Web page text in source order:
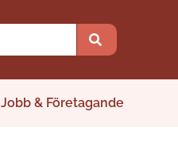
Jobb & Företagande